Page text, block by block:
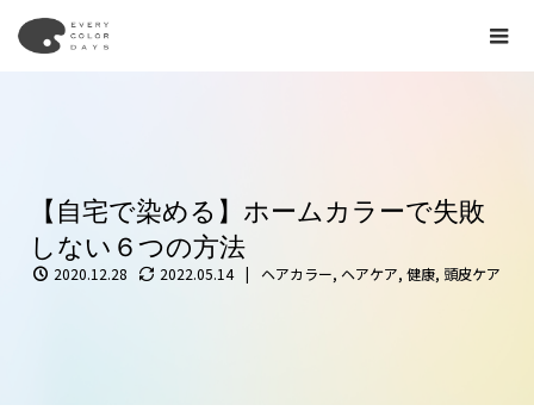
【自宅で染める】ホームカラーで失敗
しない６つの方法
2020.12.28 2022.05.14 ヘアカラー, ヘアケア, 健康, 頭皮ケア